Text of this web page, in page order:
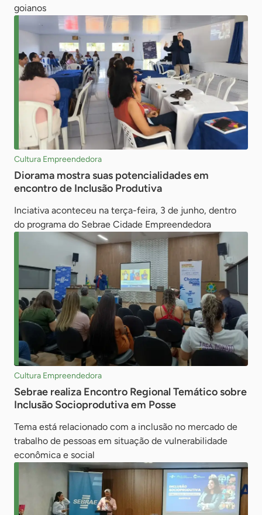
goianos
Cultura Empreendedora
Diorama mostra suas potencialidades em
encontro de Inclusão Produtiva
Inciativa aconteceu na terça-feira, 3 de junho, dentro
do programa do Sebrae Cidade Empreendedora
Cultura Empreendedora
Sebrae realiza Encontro Regional Temático sobre
Inclusão Socioprodutiva em Posse
Tema está relacionado com a inclusão no mercado de
trabalho de pessoas em situação de vulnerabilidade
econômica e social